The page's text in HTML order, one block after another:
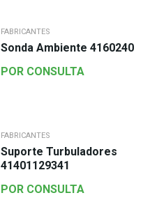
FABRICANTES
Sonda Ambiente 4160240
POR CONSULTA
FABRICANTES
Suporte Turbuladores
41401129341
POR CONSULTA